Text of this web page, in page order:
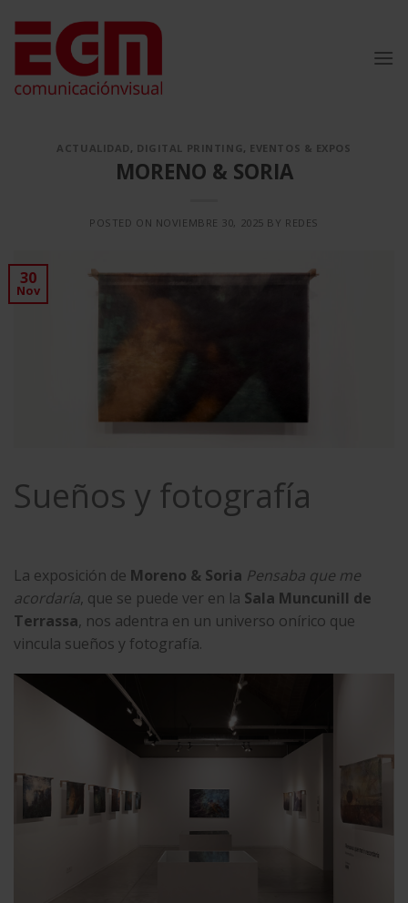
contenido
ACTUALIDAD , DIGITAL PRINTING , EVENTOS & EXPOS
MORENO & SORIA
POSTED ON NOVIEMBRE 30, 2025 BY REDES
30
Nov
Sueños y fotografía
La exposición de Moreno & Soria Pensaba que me
acordaría, que se puede ver en la Sala Muncunill de
Terrassa, nos adentra en un universo onírico que
vincula sueños y fotografía.